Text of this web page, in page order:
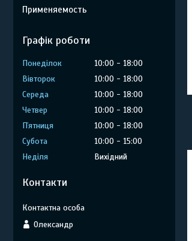
Применяемость
Графік роботи
Понеділок 10:00
18:00
Вівторок
10:00
18:00
Середа
10:00
18:00
Четвер
10:00
18:00
Пʼятниця
10:00
18:00
Субота
10:00
15:00
Неділя
Вихідний
Контакти
Олександр